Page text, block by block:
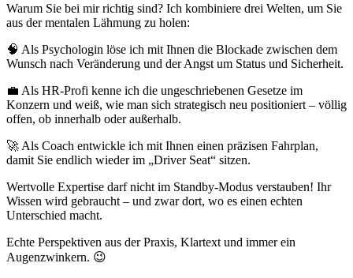
Warum Sie bei mir richtig sind? Ich kombiniere drei Welten, um Sie
aus der mentalen Lähmung zu holen:
🧠 Als Psychologin löse ich mit Ihnen die Blockade zwischen dem
Wunsch nach Veränderung und der Angst um Status und Sicherheit.
💼 Als HR-Profi kenne ich die ungeschriebenen Gesetze im
Konzern und weiß, wie man sich strategisch neu positioniert – völlig
offen, ob innerhalb oder außerhalb.
🚀 Als Coach entwickle ich mit Ihnen einen präzisen Fahrplan,
damit Sie endlich wieder im „Driver Seat“ sitzen.
Wertvolle Expertise darf nicht im Standby-Modus verstauben! Ihr
Wissen wird gebraucht – und zwar dort, wo es einen echten
Unterschied macht.
Echte Perspektiven aus der Praxis, Klartext und immer ein
Augenzwinkern. 😉